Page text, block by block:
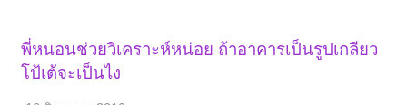
พี่หนอนช่วยวิเคราะห์หน่อย ถ้าอาคารเป็นรูปเกลียว
โป้เต้จะเป็นไง